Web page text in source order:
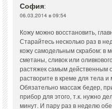
София:
06.03.2014 в 09:54
Кожу можно восстановить,
Старайтесь несколько раз в
кожу самодельным скрабом: в
сметаны, сливок или
растяжек самым действенным
растворите в креме для тела
Обязательно массаж бедер,
прибор для этого, т.к. нужно
минут. И пару раз в неделю